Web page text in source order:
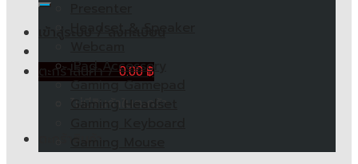
ตะกร้าสินค้า /0.00฿
ไม่มีสินค้าในตะกร้า
iPad Accessory
Gaming Gamepad
Gaming Headset